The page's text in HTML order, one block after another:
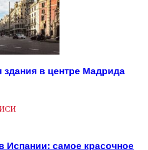
здания в центре Мадрида
Испании: самое красочное